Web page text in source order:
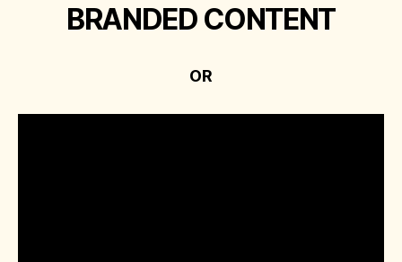
BRANDED CONTENT
OR